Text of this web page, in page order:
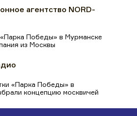
агентство NORD-
Победы» в Мурманске
из Москвы
«Парка Победы» в
концепцию москвичей